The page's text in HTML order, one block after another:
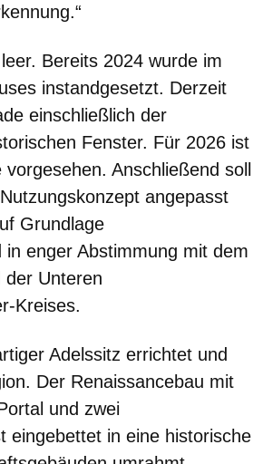
Bereits 2024 wurde im
instandgesetzt. Derzeit
einschließlich der
Fenster. Für 2026 ist
Anschließend soll
angepasst
Grundlage
enger Abstimmung mit dem
der Unteren
Kreises.
Adelssitz errichtet und
Der Renaissancebau mit
und zwei
eingebettet in eine historische